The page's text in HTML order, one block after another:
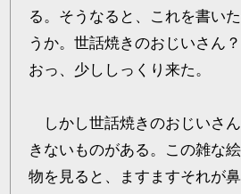
る。そうなると、これを書い
うか。世話焼きのおじいさん
おっ、少ししっくり来た。
しかし世話焼きのおじいさ
きないものがある。この雑な
物を見ると、ますますそれが